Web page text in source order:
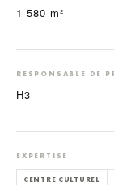
1 580 m²
RESPONSABLE DE
H3
EXPERTISE
CENTRE CULTUREL